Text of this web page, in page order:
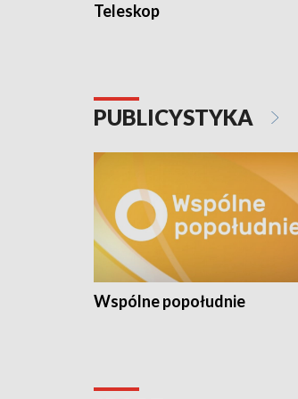
Teleskop
PUBLICYSTYKA
Wspólne popołudnie